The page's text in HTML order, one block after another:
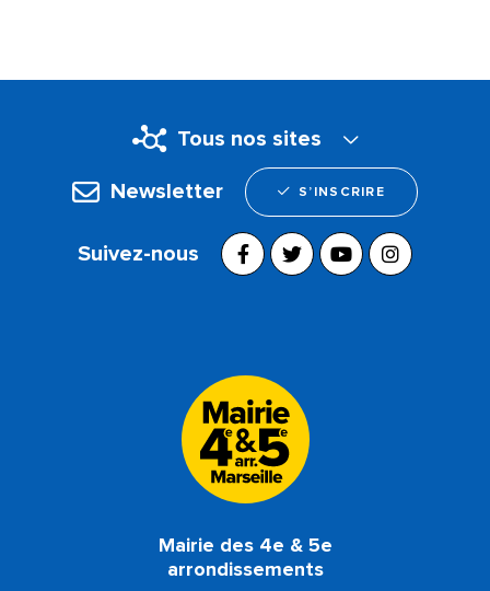
Tous nos sites
Newsletter S’INSCRIRE
Suivez-nous
Mairie des 4e & 5e
arrondissements